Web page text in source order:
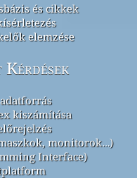
és cikkek
elemzése
kiszámítása
monitorok…)
Interface)